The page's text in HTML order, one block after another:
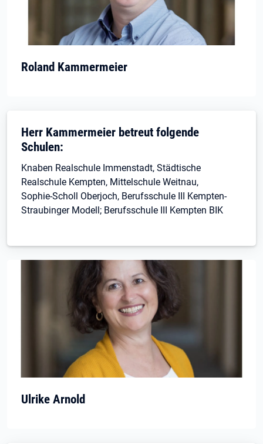
Roland Kammermeier
Herr Kammermeier betreut folgende
Schulen:
Knaben Realschule Immenstadt, Städtische
Realschule Kempten, Mittelschule Weitnau,
Sophie-Scholl Oberjoch, Berufsschule III Kempten-
Straubinger Modell; Berufsschule III Kempten BIK
Ulrike Arnold